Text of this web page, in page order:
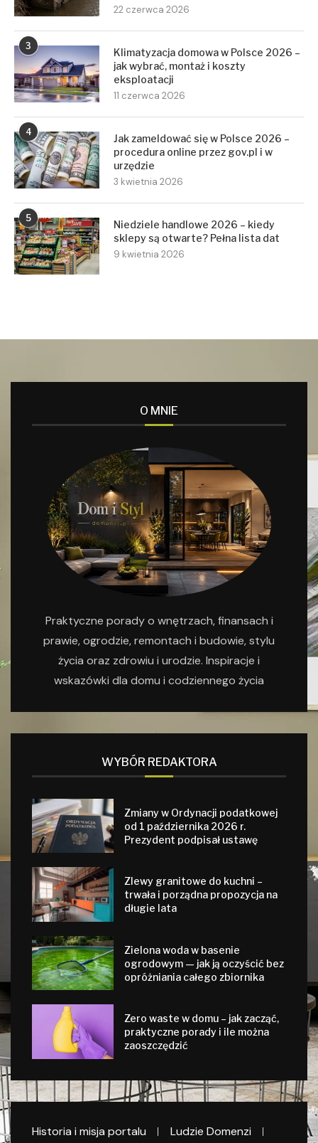
22 czerwca 2026
3
Klimatyzacja domowa w Polsce 2026 –
jak wybrać, montaż i koszty
eksploatacji
11 czerwca 2026
4
Jak zameldować się w Polsce 2026 –
procedura online przez gov.pl i w
urzędzie
3 kwietnia 2026
5
Niedziele handlowe 2026 – kiedy
sklepy są otwarte? Pełna lista dat
9 kwietnia 2026
O MNIE
Praktyczne porady o wnętrzach, finansach i
prawie, ogrodzie, remontach i budowie, stylu
życia oraz zdrowiu i urodzie. Inspiracje i
wskazówki dla domu i codziennego życia
WYBÓR REDAKTORA
Zmiany w Ordynacji podatkowej
od 1 października 2026 r.
Prezydent podpisał ustawę
Zlewy granitowe do kuchni –
trwała i porządna propozycja na
długie lata
Zielona woda w basenie
ogrodowym — jak ją oczyścić bez
opróżniania całego zbiornika
Zero waste w domu – jak zacząć,
praktyczne porady i ile można
zaoszczędzić
Historia i misja portalu
Ludzie Domenzi